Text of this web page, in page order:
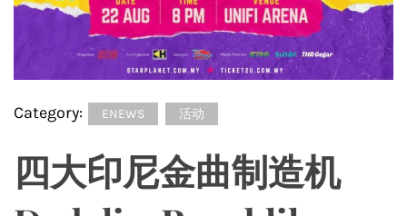
Category: ENEWS 活动
四大印尼金曲制造机